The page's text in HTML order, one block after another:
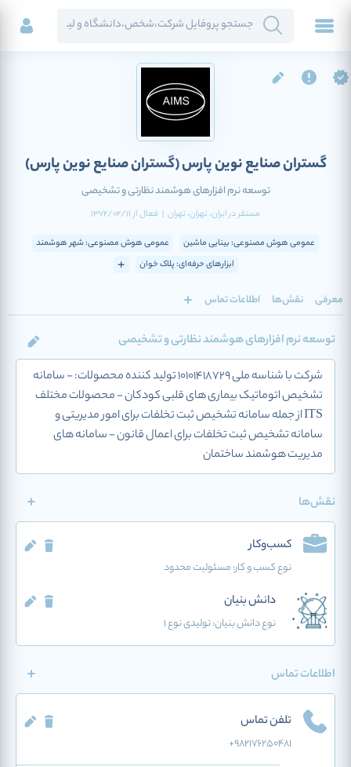
گستران صنایع نوین پارس(گستران صنایع نوین پارس)
توسعه نرم افزارهای هوشمند نظارتی و تشخیصی
مستقر درایران، تهران، تهران | فعالاز 1372/02/11
عمومی هوش مصنوعی: بینایی ماشین
عمومی هوش مصنوعی: شهر هوشمند
ابزارهای حرفه‌ای: پلاک خوان
معرفی نقش‌ها اطلاعات تماس
توسعه نرم افزارهای هوشمند نظارتی و تشخیصی
شرکت با شناسه ملی 10101418729 تولید کننده محصولات: - سامانه
تشخیص اتوماتیک بیماری های قلبی کودکان - محصولات مختلف
ITS از جمله سامانه تشخیص ثبت تخلفات برای امور مدیریتی و
سامانه تشخیص ثبت تخلفات برای اعمال قانون - سامانه های
مدیریت هوشمند ساختمان
نقش‌ها
کسب‌وکار
نوع کسب و کار:مسئولیت محدود
دانش بنیان
نوع دانش بنیان: تولیدی نوع 1
اطلاعات تماس
تلفن تماس
+982176250481